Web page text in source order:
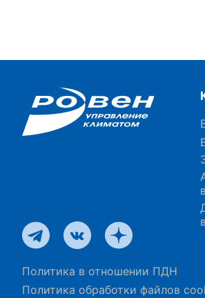
Политика в отношении ПДН
Политика обработки файлов